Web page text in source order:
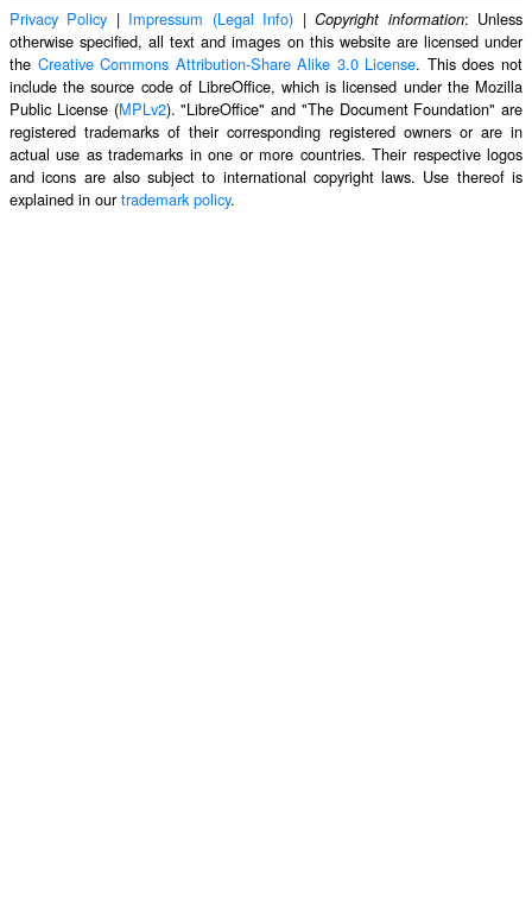
Privacy Policy | Impressum (Legal Info) |Copyright information: Unless
otherwise specified, all text and images on this website are licensed under
the Creative Commons Attribution-Share Alike 3.0 License. This does not
include the source code of LibreOffice, which is licensed under the Mozilla
Public License (MPLv2). "LibreOffice" and "The Document Foundation" are
registered trademarks of their corresponding registered owners or are in
actual use as trademarks in one or more countries. Their respective logos
and icons are also subject to international copyright laws. Use thereof is
explained in ourtrademark policy.